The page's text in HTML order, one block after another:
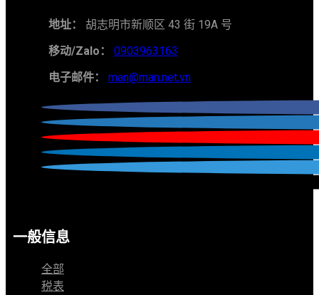
地址： 胡志明市新顺区 43 街 19A 号
移动/Zalo： 0903963163
电子邮件： man@man.net.vn
一般信息
全部
税表